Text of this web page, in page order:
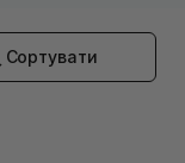
Сортувати